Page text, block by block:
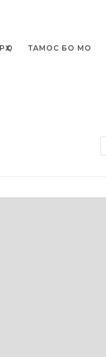
ТАМОС БО МО